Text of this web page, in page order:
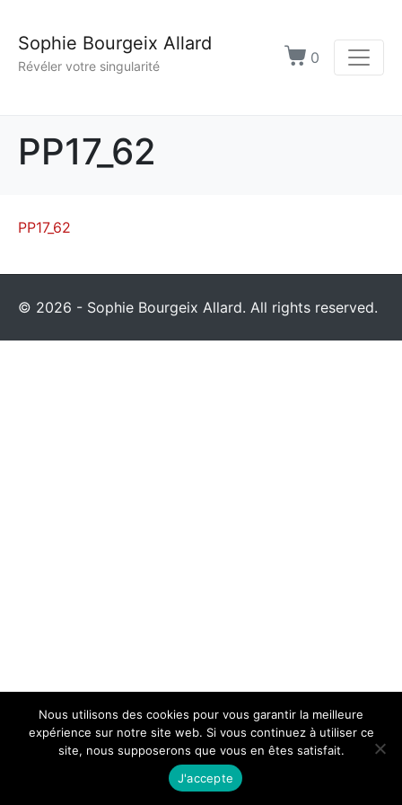
Sophie Bourgeix Allard
Révéler votre singularité 0
PP17_62
PP17_62
© 2026 - Sophie Bourgeix Allard. All rights reserved.
Nous utilisons des cookies pour vous garantir la meilleure
expérience sur notre site web. Si vous continuez à utiliser ce
site, nous supposerons que vous en êtes satisfait.
J'accepte